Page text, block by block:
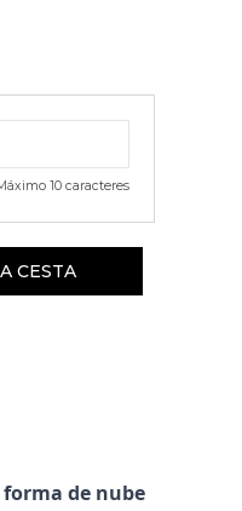
10caracteres
CESTA
forma de nube